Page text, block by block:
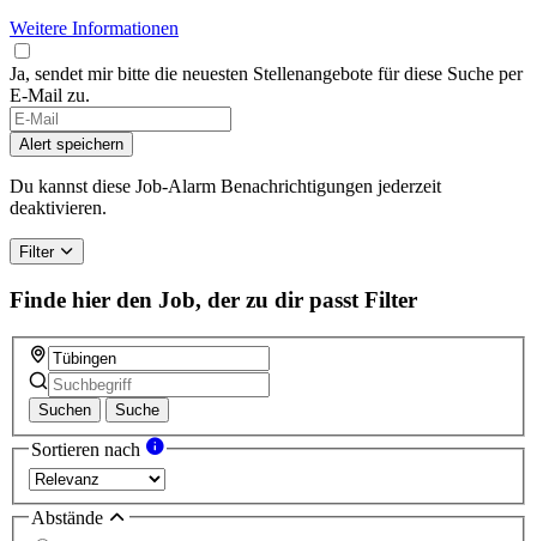
Weitere Informationen
Ja, sendet mir bitte die neuesten Stellenangebote für diese Suche per
E-Mail zu.
If
you
are
a
human,
this
field
Alert speichern
Du kannst diese Job-Alarm Benachrichtigungen jederzeit
deaktivieren.
Filter
Finde hier den Job, der zu dir passt Filter
Suchen Suche
Sortieren nach
Abstände